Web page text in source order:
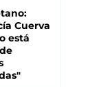
Cuerva
está